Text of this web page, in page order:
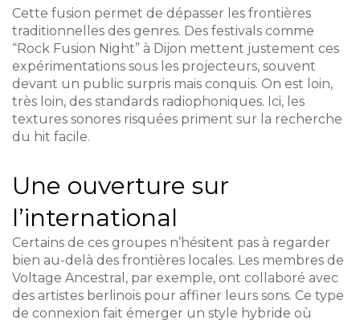
Cette fusion permet de dépasser les frontières
traditionnelles des genres. Des festivals comme
“Rock Fusion Night” à Dijon mettent justement ces
expérimentations sous les projecteurs, souvent
devant un public surpris mais conquis. On est loin,
très loin, des standards radiophoniques. Ici, les
textures sonores risquées priment sur la recherche
du hit facile.
Une ouverture sur
l’international
Certains de ces groupes n’hésitent pas à regarder
bien au-delà des frontières locales. Les membres de
Voltage Ancestral, par exemple, ont collaboré avec
des artistes berlinois pour affiner leurs sons. Ce type
de connexion fait émerger un style hybride où